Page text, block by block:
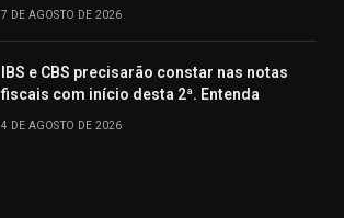
7 DE AGOSTO DE 2026
IBS e CBS precisarão constar nas notas
fiscais com início desta 2ª. Entenda
4 DE AGOSTO DE 2026